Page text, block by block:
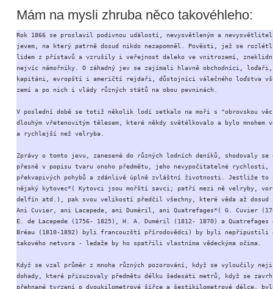
Mám na mysli zhruba něco takovéhleho:
Rok 1866 se proslavil podivnou událostí, nevysvětleným a
jevem, na který patrně dosud nikdo nezapomněl. Pověsti, jež se
lidem z přístavů a vzrušily i veřejnost daleko ve vnitrozemí,
nejvíc námořníky. O záhadný jev se zajímali hlavně obchodníci,
kapitáni, evropští i američtí rejdaři, důstojníci válečného loďstva
zemí a po nich i vlády různých států na obou pevninách.
V poslední době se totiž několik lodí setkalo na moři s "obrovskou
dlouhým vřetenovitým tělesem, které někdy světélkovalo a bylo
a rychlejší než velryba.
Zprávy o tomto jevu, zanesené do různých lodních deníků, shodovaly
přesně v popisu tvaru onoho předmětu, jeho nevypočitatelné rychlosti,
překvapivých pohybů a zdánlivě úplně zvláštní životnosti. Jestliže
nějaký kytovec*( Kytovci jsou mořští savci; patří mezi ně velryby,
delfín atd.), pak svou velikostí předčil všechny, které věda až dosud
Ani Cuvier, ani Lacepede, ani Duméril, ani Quatrefages*( G. Cuvier
E. de Lacepede (1756- 1825), H. A. Duméril (1812- 1870) a
Bréau (1810-1892) byli francouzští přírodovědci) by byli
takového netvora - ledaže by ho spatřili vlastníma vědeckýma očima.
Když se vzal průměr z mnoha různých pozorování, když se vyloučily
dohady, které přisuzovaly předmětu délku šedesáti metrů, když se
přehnané tvrzení o dvoukilometrové šířce a šestikilometrové délce,